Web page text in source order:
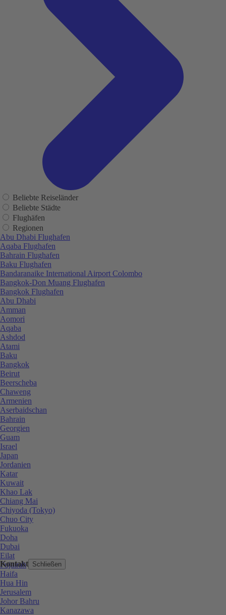
Kontakt Schließen
Beliebte Reiseländer
Beliebte Städte
Flughäfen
Regionen
Abu Dhabi Flughafen
Aqaba Flughafen
Bahrain Flughafen
Baku Flughafen
Bandaranaike International Airport Colombo
Bangkok-Don Muang Flughafen
Bangkok Flughafen
Abu Dhabi
Amman
Aomori
Aqaba
Ashdod
Atami
Baku
Bangkok
Beirut
Beerscheba
Chaweng
Armenien
Aserbaidschan
Bahrain
Georgien
Guam
Israel
Japan
Jordanien
Katar
Kuwait
Khao Lak
Chiang Mai
Chiyoda (Tokyo)
Chuo City
Fukuoka
Doha
Dubai
Eilat
Fujairah
Haifa
Hua Hin
Jerusalem
Johor Bahru
Kanazawa